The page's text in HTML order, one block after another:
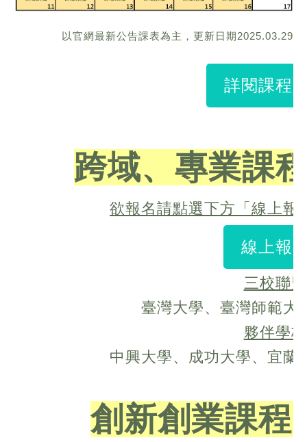
以官網最新公告課表為主，更新日期2025.03.29
詳閱課程
跨域、專業課
欲報名請點選下方「線上報
線上報
三校聯盟
臺灣大學、臺灣師範大
夥伴學校
中興大學、成功大學、宜蘭
創新創業課程